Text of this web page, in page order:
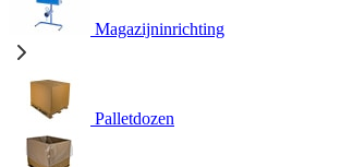
Magazijninrichting
Palletdozen